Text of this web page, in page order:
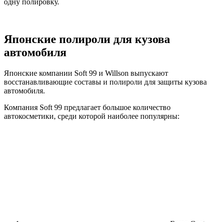
одну полировку.
Японские полироли для кузова
автомобиля
Японские компании Soft 99 и Willson выпускают
восстанавливающие составы и полироли для защиты кузова
автомобиля.
Компания Soft 99 предлагает большое количество
автокосметики, среди которой наиболее популярны: